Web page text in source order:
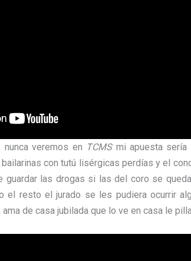
veremos en TCMSmi apuesta sería
con tutú lisérgicas perdías y el
guardar las drogas si las del coro se
el resto el jurado se les pudiera ocurrir
de casa jubilada que lo ve en casa le